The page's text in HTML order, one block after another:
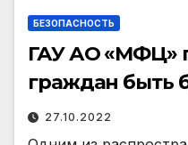
БЕЗОПАСНОСТЬ
ГАУ АО «МФЦ»
граждан быть
27.10.2022